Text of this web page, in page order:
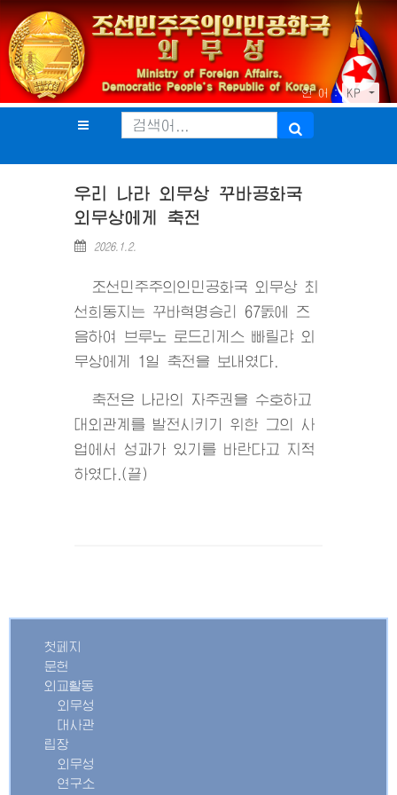
언 어 : KP
우리 나라 외무상 꾸바공화국
외무상에게 축전
2026.1.2.
조선민주주의인민공화국 외무상 최
선희동지는 꾸바혁명승리 67돐에 즈
음하여 브루노 로드리게스 빠릴랴 외
무상에게 1일 축전을 보내였다.
축전은 나라의 자주권을 수호하고
대외관계를 발전시키기 위한 그의 사
업에서 성과가 있기를 바란다고 지적
하였다.(끝)
첫페지
문헌
외교활동
외무성
대사관
립장
외무성
연구소